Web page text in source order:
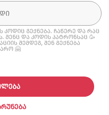
კოდიც გექნება. ჩაწერე და რაც
შენც და კოდის პატრონსაც 🥳
შემდეგ, შენ გექნება
🤗